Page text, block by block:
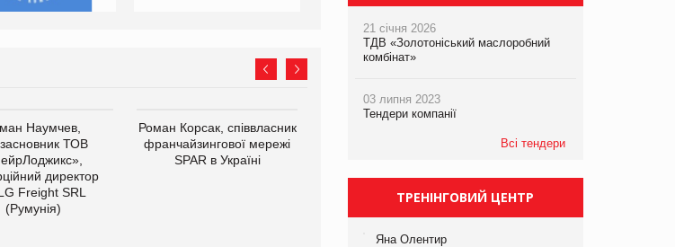
Наумчев,
ТОВ
директор
Freight SRL
(Румунія)
Роман Корсак, співвласник
франчайзингової мережі
SPAR в Україні
виробництва
компанії «УкраМарин»
21 січня 2026
ТДВ «Золотоніський маслоробний
комбінат»
03 липня 2023
Тендери компанії
Всі тендери
ТРЕНІНГОВИЙ ЦЕНТР
Яна Олентир